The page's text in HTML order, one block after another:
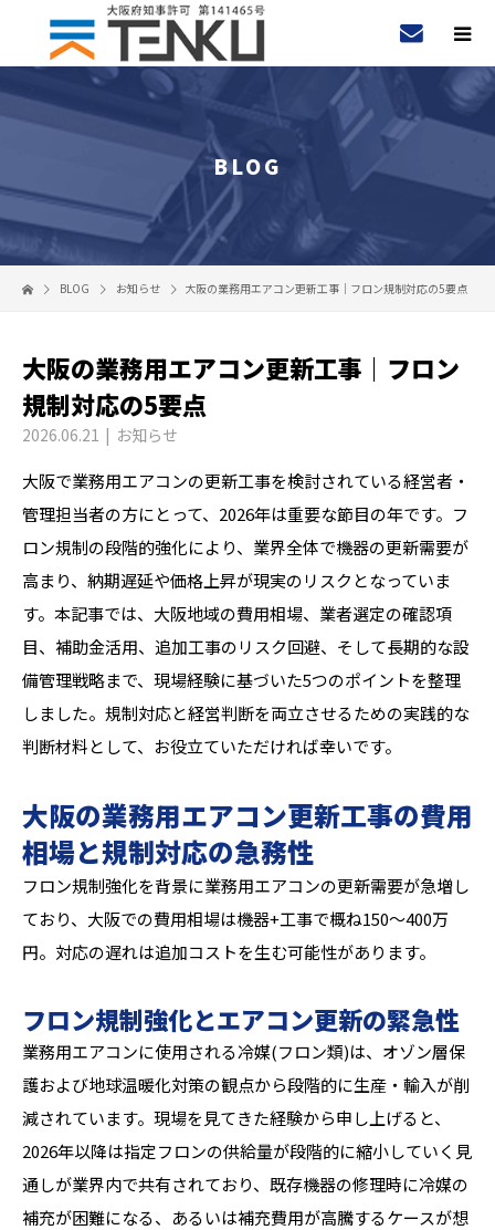
BLOG
BLOG お知らせ 大阪の業務用エアコン更新工事｜フロン規制対応の5要点
大阪の業務用エアコン更新工事｜フロン
規制対応の5要点
2026.06.21 お知らせ
大阪で業務用エアコンの更新工事を検討されている経営者・
管理担当者の方にとって、2026年は重要な節目の年です。フ
ロン規制の段階的強化により、業界全体で機器の更新需要が
高まり、納期遅延や価格上昇が現実のリスクとなっていま
す。本記事では、大阪地域の費用相場、業者選定の確認項
目、補助金活用、追加工事のリスク回避、そして長期的な設
備管理戦略まで、現場経験に基づいた5つのポイントを整理
しました。規制対応と経営判断を両立させるための実践的な
判断材料として、お役立ていただければ幸いです。
大阪の業務用エアコン更新工事の費用
相場と規制対応の急務性
フロン規制強化を背景に業務用エアコンの更新需要が急増し
ており、大阪での費用相場は機器+工事で概ね150〜400万
円。対応の遅れは追加コストを生む可能性があります。
フロン規制強化とエアコン更新の緊急性
業務用エアコンに使用される冷媒(フロン類)は、オゾン層保
護および地球温暖化対策の観点から段階的に生産・輸入が削
減されています。現場を見てきた経験から申し上げると、
2026年以降は指定フロンの供給量が段階的に縮小していく見
通しが業界内で共有されており、既存機器の修理時に冷媒の
補充が困難になる、あるいは補充費用が高騰するケースが想